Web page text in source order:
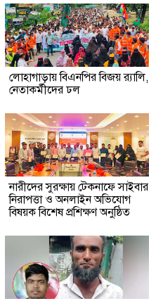
লোহাগাড়ায় বিএনপির বিজয় র‍্যালি,
নেতাকর্মীদের ঢল
নারীদের সুরক্ষায় টেকনাফে সাইবার
নিরাপত্তা ও অনলাইন অভিযোগ
বিষয়ক বিশেষ প্রশিক্ষণ অনুষ্ঠিত